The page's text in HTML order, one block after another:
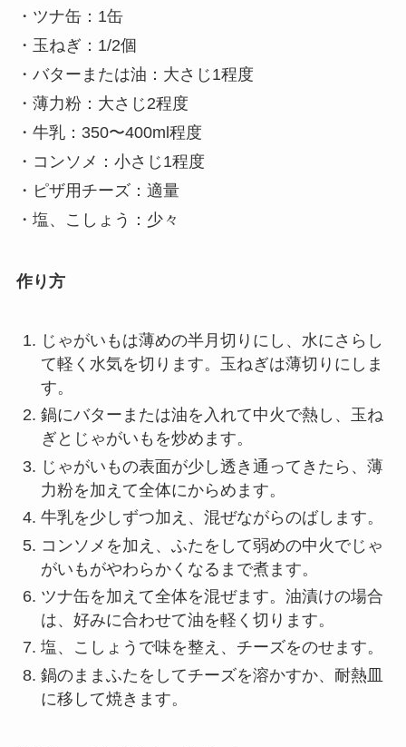
・ツナ缶：1缶
・玉ねぎ：1/2個
・バターまたは油：大さじ1程度
・薄力粉：大さじ2程度
・牛乳：350〜400ml程度
・コンソメ：小さじ1程度
・ピザ用チーズ：適量
・塩、こしょう：少々
作り方
じゃがいもは薄めの半月切りにし、水にさらし
て軽く水気を切ります。玉ねぎは薄切りにしま
す。
鍋にバターまたは油を入れて中火で熱し、玉ね
ぎとじゃがいもを炒めます。
じゃがいもの表面が少し透き通ってきたら、薄
力粉を加えて全体にからめます。
牛乳を少しずつ加え、混ぜながらのばします。
コンソメを加え、ふたをして弱めの中火でじゃ
がいもがやわらかくなるまで煮ます。
ツナ缶を加えて全体を混ぜます。油漬けの場合
は、好みに合わせて油を軽く切ります。
塩、こしょうで味を整え、チーズをのせます。
鍋のままふたをしてチーズを溶かすか、耐熱皿
に移して焼きます。